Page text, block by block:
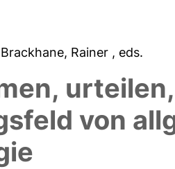
Rainer , eds.
von